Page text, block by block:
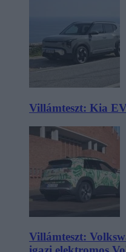
Villámteszt: Kia
Villámteszt: